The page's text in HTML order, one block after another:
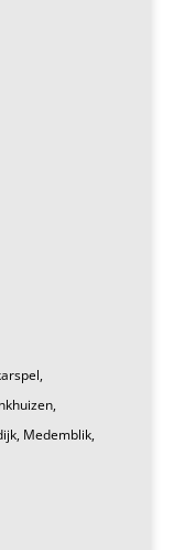
Medemblik,